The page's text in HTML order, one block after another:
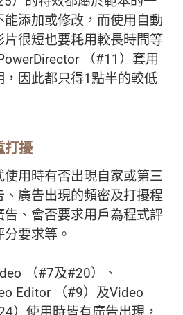
添加或修改，而使用自動
很短也要耗用較長時間等
（#11）套用
因此都只得1點半的較低
打擾
用時有否出現自家或第三
廣告出現的頻密及打擾程
、會否要求用戶為程式評
要求等。
（#7及#20）、
Editor （#9）及Video